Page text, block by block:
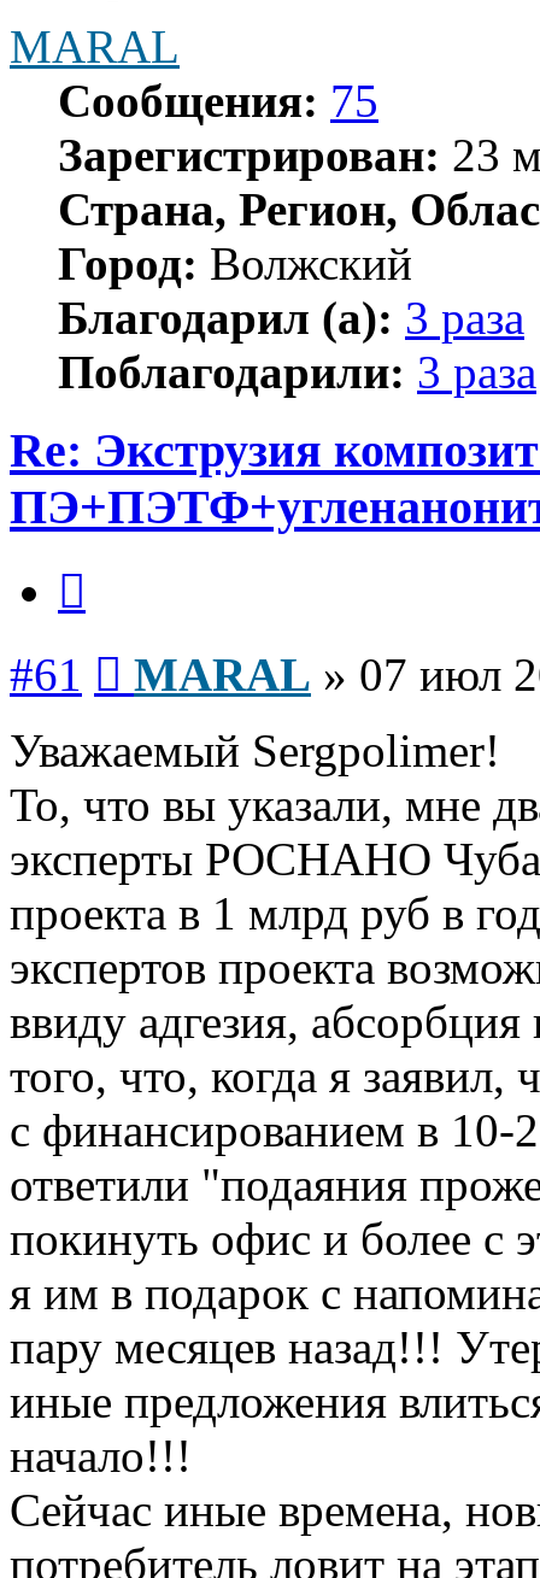
MARAL
Сообщения: 75
Зарегистрирован: 23
Страна, Регион,
Город: Волжский
Благодарил (а): 3 раза
Поблагодарили: 3 раза
Re: Экструзия
#61 MARAL » 07 июл
Уважаемый Sergpolimer!
То, что вы указали, мне
эксперты РОСНАНО
проекта в 1 млрд руб в
экспертов проекта
ввиду адгезия,
того, что, когда я заявил,
с финансированием в
ответили "подаяния
покинуть офис и более с
я им в подарок с
пару месяцев назад!!!
иные предложения
начало!!!
Сейчас иные времена,
потребитель ловит на